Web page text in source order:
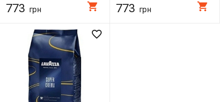
773 грн shopping_cart 773 грн shopping_cart
favorite_border